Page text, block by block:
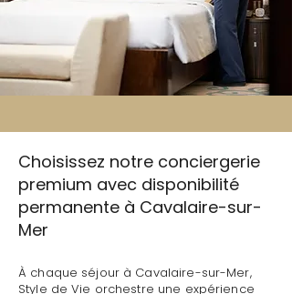
Choisissez notre conciergerie
premium avec disponibilité
permanente à Cavalaire-sur-
Mer
À chaque séjour à Cavalaire-sur-Mer,
Style de Vie orchestre une expérience